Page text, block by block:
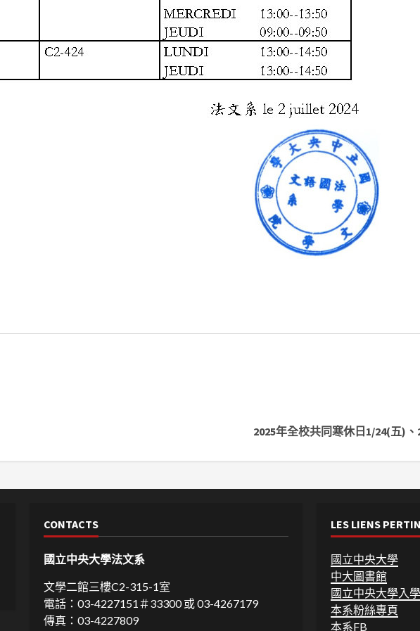
2025年全校共同寒休日1/24(五)
CONTACTS
國立中央大學法文系
文學二館三樓C2-315-1室
電話：03-4227151＃33300 或 03-4267179
傳真：03-4227809
LES LIENS
國立中央大學
中大圖書館
國立中央大學入
本系粉絲專頁
本系FB